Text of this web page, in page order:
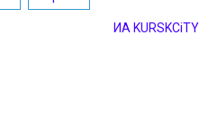
ИА KURSKCiTY